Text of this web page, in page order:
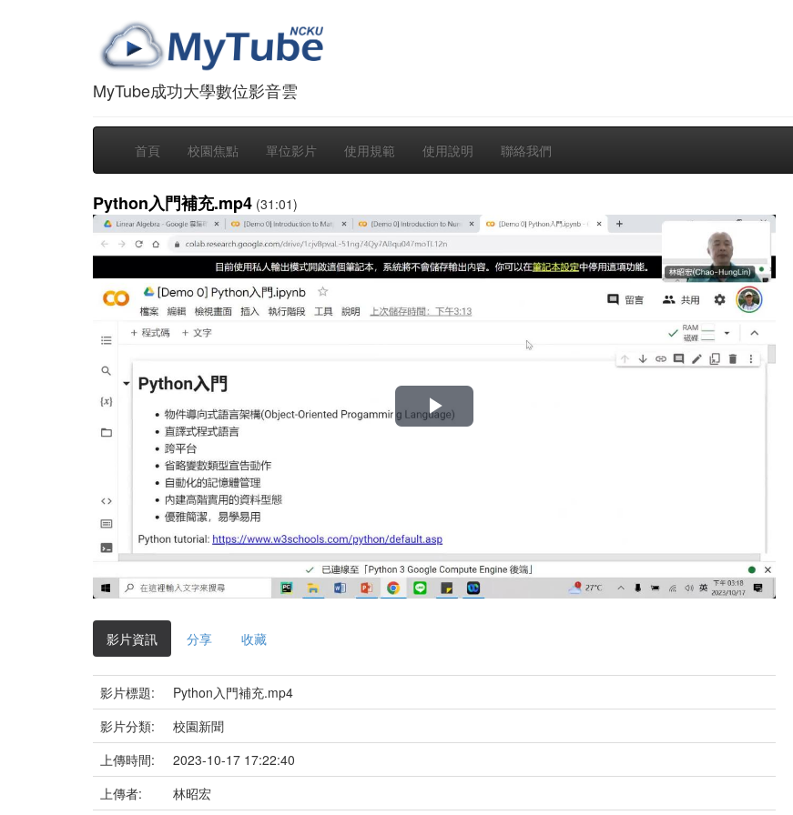
MyTube成功大學數位影音雲
首頁 校園焦點 單位影片 使用規範 使用說明 聯絡我們
Python入門補充.mp4 (31:01)
播
片
影片資訊 分享 收藏
影片標題:
Python入門補充.mp4
影片分類:
校園新聞
上傳時間:
2023-10-17 17:22:40
上傳者:
林昭宏